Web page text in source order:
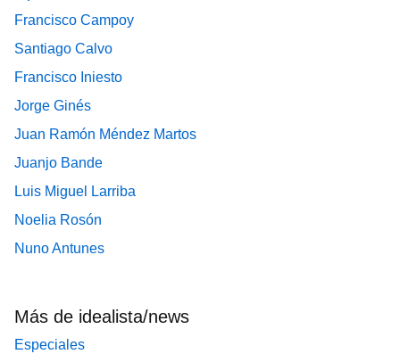
Francisco Campoy
Santiago Calvo
Francisco Iniesto
Jorge Ginés
Juan Ramón Méndez Martos
Juanjo Bande
Luis Miguel Larriba
Noelia Rosón
Nuno Antunes
Más de idealista/news
Especiales